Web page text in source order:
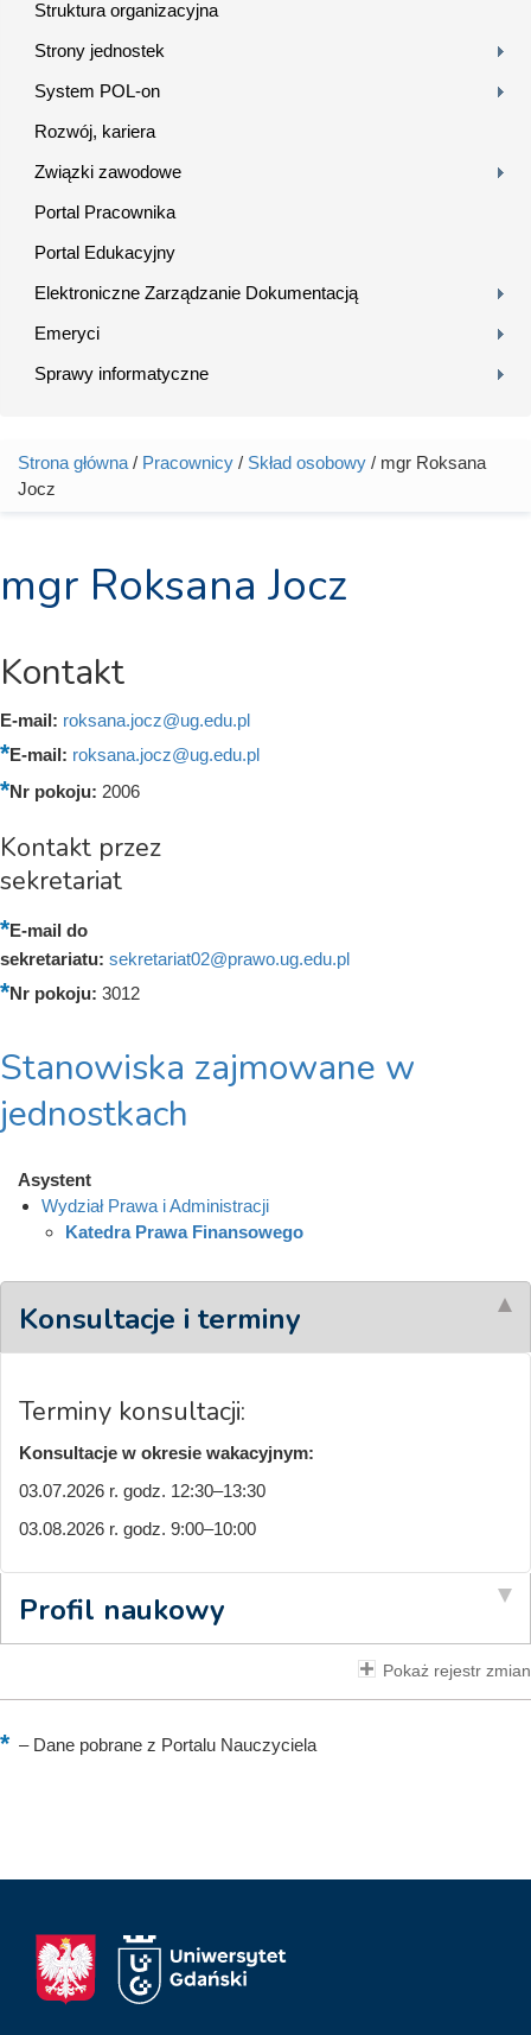
Struktura organizacyjna
Strony jednostek
System POL-on
Rozwój, kariera
Związki zawodowe
Portal Pracownika
Portal Edukacyjny
Elektroniczne Zarządzanie Dokumentacją
Emeryci
Sprawy informatyczne
Jesteś tutaj
Strona główna / Pracownicy / Skład osobowy / mgr Roksana
Jocz
mgr Roksana Jocz
Kontakt
E-mail: roksana.jocz@ug.edu.pl
E-mail: roksana.jocz@ug.edu.pl
Nr pokoju: 2006
Kontakt przez
sekretariat
E-mail do
sekretariatu: sekretariat02@prawo.ug.edu.pl
Nr pokoju: 3012
Stanowiska zajmowane w
jednostkach
Asystent
Wydział Prawa i Administracji
Katedra Prawa Finansowego
Konsultacje i terminy
Terminy konsultacji:
Konsultacje w okresie wakacyjnym:
03.07.2026 r. godz. 12:30–13:30
03.08.2026 r. godz. 9:00–10:00
Profil naukowy
Pokaż rejestr zmian
–Dane pobrane z Portalu Nauczyciela